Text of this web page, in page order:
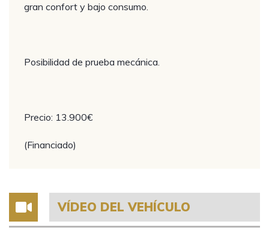
gran confort y bajo consumo.
Posibilidad de prueba mecánica.
Precio: 13.900€
(Financiado)
VÍDEO DEL VEHÍCULO